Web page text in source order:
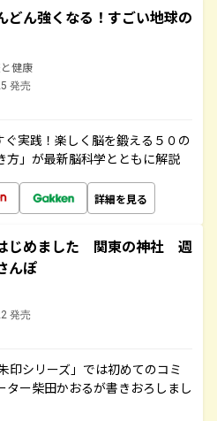
どん強くなる！すごい地球の
健康
発売
実践！楽しく脳を鍛える５０の
方」が最新脳科学とともに解説
詳細を見る
じめました 関東の神社 週
んぽ
発売
印シリーズ」では初めてのコミ
ター柴田かおるが書きおろしまし